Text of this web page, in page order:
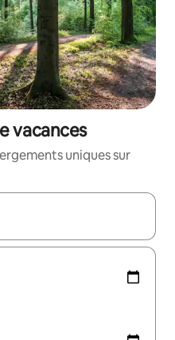
vacances
uniques sur
utilisez les flèches vers le